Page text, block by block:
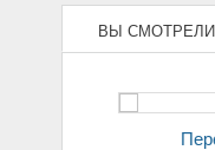
ВЫ СМОТРЕЛИ
Переключатель